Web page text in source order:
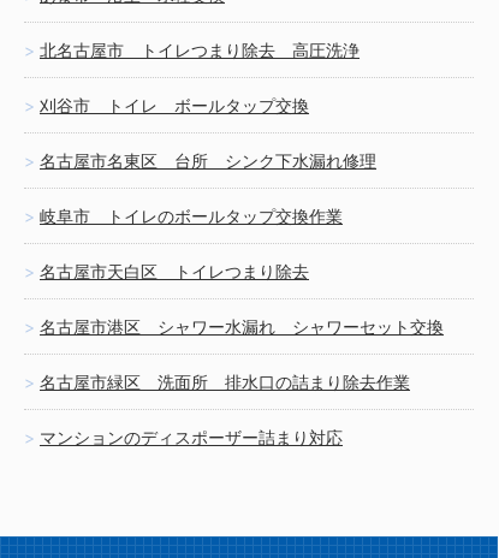
北名古屋市 トイレつまり除去 高圧洗浄
刈谷市 トイレ ボールタップ交換
名古屋市名東区 台所 シンク下水漏れ修理
岐阜市 トイレのボールタップ交換作業
名古屋市天白区 トイレつまり除去
名古屋市港区 シャワー水漏れ シャワーセット交換
名古屋市緑区 洗面所 排水口の詰まり除去作業
マンションのディスポーザー詰まり対応